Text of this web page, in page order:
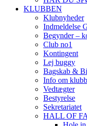
KLUBBEN
Klubnyheder
Indmeldelse
Begynder –
Club no1
Kontingent
Lej buggy
Bagskab &
Info om
Vedtægter
Bestyrelse
Sekretariatet
HALL OF